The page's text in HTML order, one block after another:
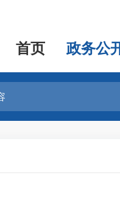
首页 政务公